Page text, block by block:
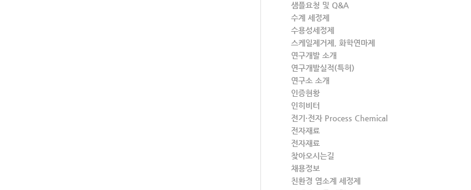
샘플요청 및 Q&A
수계 세정제
수용성세정제
스케일제거제, 화학연마제
연구개발 소개
연구개발실적(특허)
연구소 소개
인증현황
인히비터
전기·전자 Process Chemical
전자재료
전자재료
찾아오시는길
채용정보
친환경 염소계 세정제